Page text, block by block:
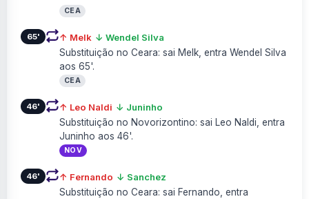
CEA
65' ↑ Melk ↓ Wendel Silva
Substituição no Ceara: sai Melk, entra Wendel Silva
aos 65'.
CEA
46' ↑ Leo Naldi ↓ Juninho
Substituição no Novorizontino: sai Leo Naldi, entra
Juninho aos 46'.
NOV
46' ↑ Fernando ↓ Sanchez
Substituição no Ceara: sai Fernando, entra